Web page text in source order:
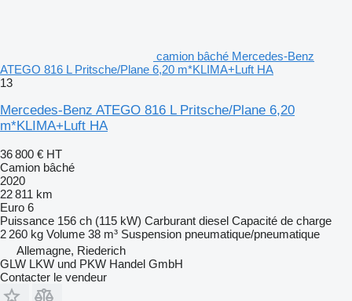
camion bâché Mercedes-Benz
ATEGO 816 L Pritsche/Plane 6,20 m*KLIMA+Luft HA
13
Mercedes-Benz ATEGO 816 L Pritsche/Plane 6,20
m*KLIMA+Luft HA
36 800 € HT
Camion bâché
2020
22 811 km
Euro 6
Puissance 156 ch (115 kW) Carburant diesel Capacité de charge
2 260 kg Volume 38 m³ Suspension pneumatique/pneumatique
Allemagne, Riederich
GLW LKW und PKW Handel GmbH
Contacter le vendeur